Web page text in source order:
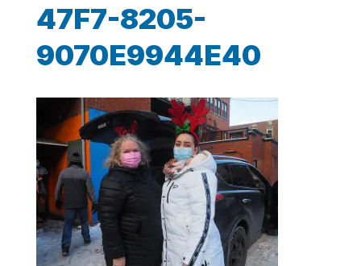
47F7-8205-
9070E9944E40